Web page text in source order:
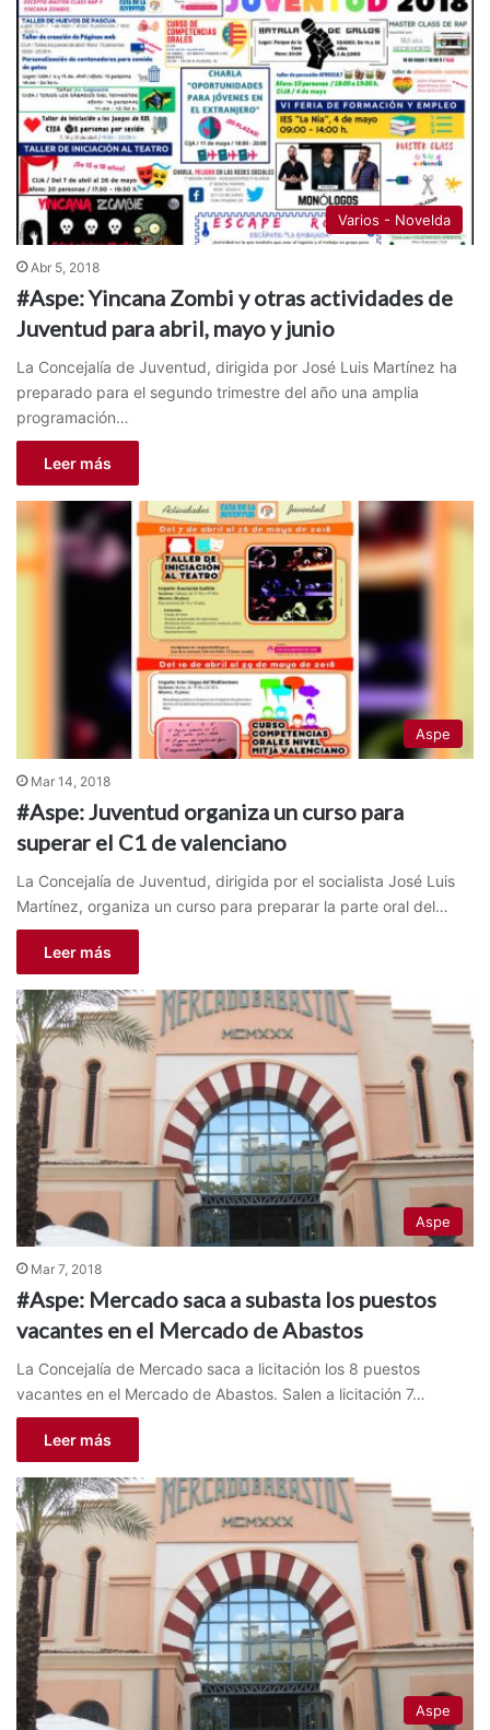
Varios - Novelda
Abr 5, 2018
#Aspe: Yincana Zombi y otras actividades de
Juventud para abril, mayo y junio
La Concejalía de Juventud, dirigida por José Luis Martínez ha
preparado para el segundo trimestre del año una amplia
programación…
Leer más
Aspe
Mar 14, 2018
#Aspe: Juventud organiza un curso para
superar el C1 de valenciano
La Concejalía de Juventud, dirigida por el socialista José Luis
Martínez, organiza un curso para preparar la parte oral del…
Leer más
Aspe
Mar 7, 2018
#Aspe: Mercado saca a subasta los puestos
vacantes en el Mercado de Abastos
La Concejalía de Mercado saca a licitación los 8 puestos
vacantes en el Mercado de Abastos. Salen a licitación 7…
Leer más
Aspe